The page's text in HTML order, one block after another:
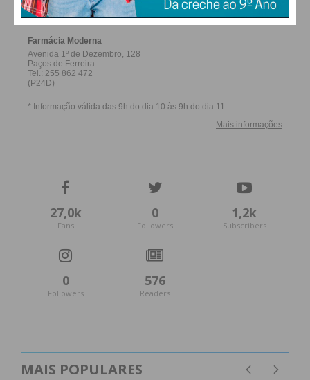
27,0k
Fans
0
Followers
1,2k
Subscribers
0
Followers
576
Readers
MAIS POPULARES